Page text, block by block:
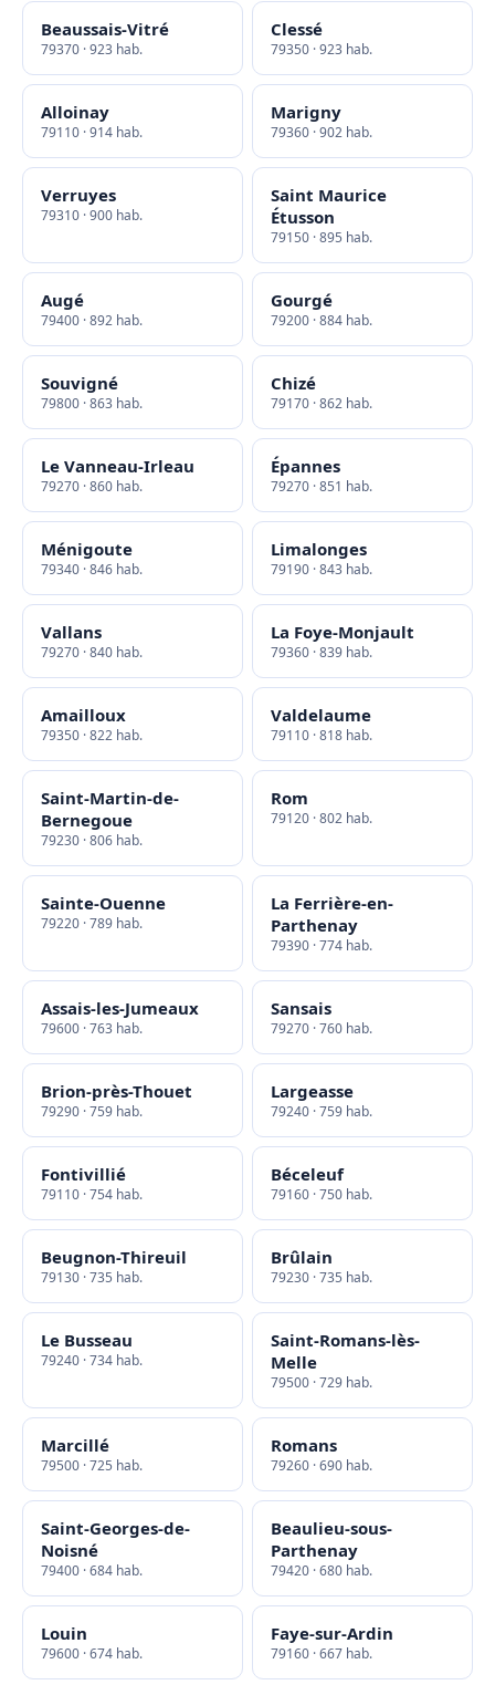
Beaussais-Vitré
79370 · 923 hab.
Clessé
79350 · 923 hab.
Alloinay
79110 · 914 hab.
Marigny
79360 · 902 hab.
Verruyes
79310 · 900 hab.
Saint Maurice
Étusson
79150 · 895 hab.
Augé
79400 · 892 hab.
Gourgé
79200 · 884 hab.
Souvigné
79800 · 863 hab.
Chizé
79170 · 862 hab.
Le Vanneau-Irleau
79270 · 860 hab.
Épannes
79270 · 851 hab.
Ménigoute
79340 · 846 hab.
Limalonges
79190 · 843 hab.
Vallans
79270 · 840 hab.
La Foye-Monjault
79360 · 839 hab.
Amailloux
79350 · 822 hab.
Valdelaume
79110 · 818 hab.
Saint-Martin-de-
Bernegoue
79230 · 806 hab.
Rom
79120 · 802 hab.
Sainte-Ouenne
79220 · 789 hab.
La Ferrière-en-
Parthenay
79390 · 774 hab.
Assais-les-Jumeaux
79600 · 763 hab.
Sansais
79270 · 760 hab.
Brion-près-Thouet
79290 · 759 hab.
Largeasse
79240 · 759 hab.
Fontivillié
79110 · 754 hab.
Béceleuf
79160 · 750 hab.
Beugnon-Thireuil
79130 · 735 hab.
Brûlain
79230 · 735 hab.
Le Busseau
79240 · 734 hab.
Saint-Romans-lès-
Melle
79500 · 729 hab.
Marcillé
79500 · 725 hab.
Romans
79260 · 690 hab.
Saint-Georges-de-
Noisné
79400 · 684 hab.
Beaulieu-sous-
Parthenay
79420 · 680 hab.
Louin
79600 · 674 hab.
Faye-sur-Ardin
79160 · 667 hab.